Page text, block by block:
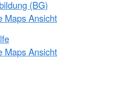
(BG)
Maps Ansicht
Maps Ansicht